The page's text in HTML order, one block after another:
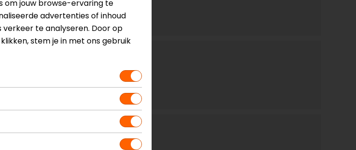
om jouw browse-ervaring te
advertenties of inhoud
verkeer te analyseren. Door op
stem je in met ons gebruik